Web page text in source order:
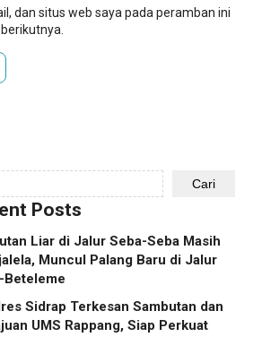
dan situs web saya pada peramban ini
Cari
Posts
Liar di Jalur Seba-Seba Masih
Muncul Palang Baru di Jalur
Beteleme
Sidrap Terkesan Sambutan dan
UMS Rappang, Siap Perkuat